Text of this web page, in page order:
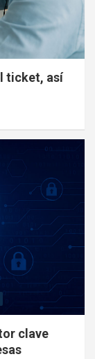
ticket, así
clave